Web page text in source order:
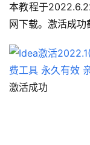
本教程于
网下载。激活成功
激活成功